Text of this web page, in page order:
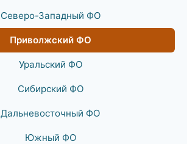
Северо-Западный ФО
Приволжский ФО
Уральский ФО
Сибирский ФО
Дальневосточный ФО
Южный ФО